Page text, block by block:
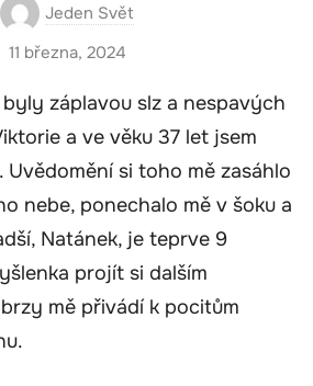
Jeden Svět
11 března, 2024
záplavou slz a nespavých
a ve věku 37 let jsem
si toho mě zasáhlo
nebe, ponechalo mě v šoku a
Natánek, je teprve 9
projít si dalším
mě přivádí k pocitům